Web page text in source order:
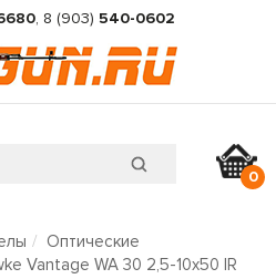
, 8 (903) 540-0602
0
Оптические
Vantage WA 30 2,5-10x50 IR